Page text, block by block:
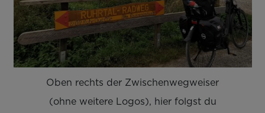
Oben rechts der Zwischenwegweiser
(ohne weitere Logos), hier folgst du